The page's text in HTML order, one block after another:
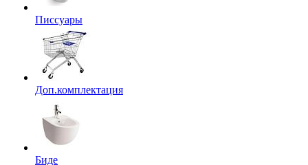
Писсуары
Доп.комплектация
Биде